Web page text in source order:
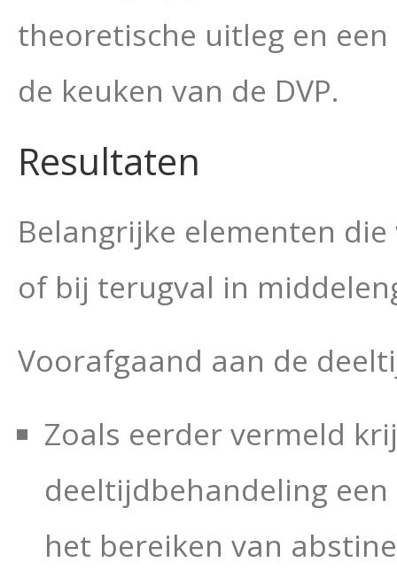
theoretische uitleg en
de keuken van de DVP.
Resultaten
Belangrijke elementen
of bij terugval in
Voorafgaand aan de
Zoals eerder vermeld
deeltijdbehandeling
het bereiken van